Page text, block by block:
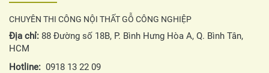
CHUYÊN THI CÔNG NỘI THẤT GỖ CÔNG NGHIỆP
Địa chỉ: 88 Đường số 18B, P. Bình Hưng Hòa A, Q. Bình Tân,
HCM
Hotline: 0918 13 22 09